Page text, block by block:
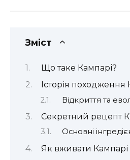
Зміст
Що таке Кампарі?
Історія походження
Відкриття та
Секретний рецепт
Основні
Як вживати Кампарі